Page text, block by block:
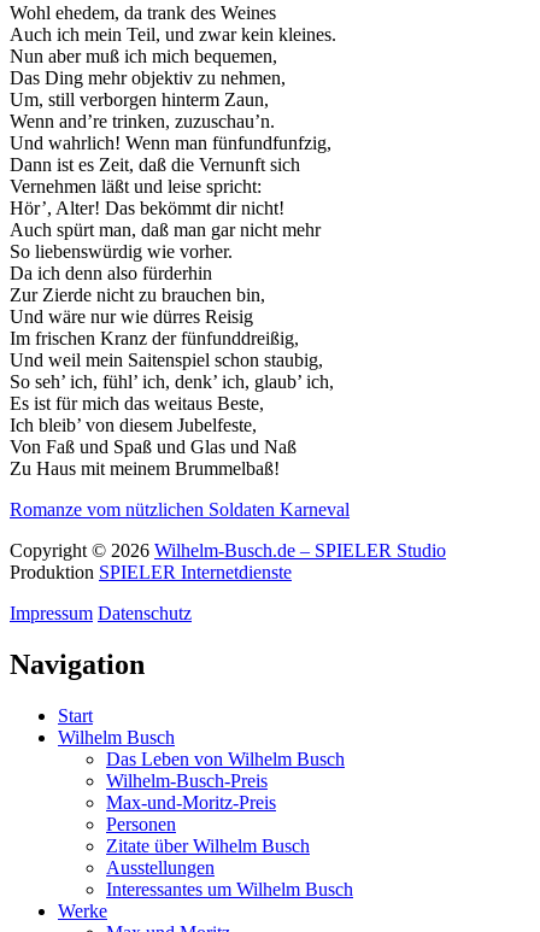
Wohl ehedem, da trank des Weines
Auch ich mein Teil, und zwar kein kleines.
Nun aber muß ich mich bequemen,
Das Ding mehr objektiv zu nehmen,
Um, still verborgen hinterm Zaun,
Wenn and’re trinken, zuzuschau’n.
Und wahrlich! Wenn man fünfundfunfzig,
Dann ist es Zeit, daß die Vernunft sich
Vernehmen läßt und leise spricht:
Hör’, Alter! Das bekömmt dir nicht!
Auch spürt man, daß man gar nicht mehr
So liebenswürdig wie vorher.
Da ich denn also fürderhin
Zur Zierde nicht zu brauchen bin,
Und wäre nur wie dürres Reisig
Im frischen Kranz der fünfunddreißig,
Und weil mein Saitenspiel schon staubig,
So seh’ ich, fühl’ ich, denk’ ich, glaub’ ich,
Es ist für mich das weitaus Beste,
Ich bleib’ von diesem Jubelfeste,
Von Faß und Spaß und Glas und Naß
Zu Haus mit meinem Brummelbaß!
Romanze vom nützlichen Soldaten Karneval
Copyright © 2026 Wilhelm-Busch.de – SPIELER Studio
Produktion SPIELER Internetdienste
Impressum Datenschutz
Navigation
Start
Wilhelm Busch
Das Leben von Wilhelm Busch
Wilhelm-Busch-Preis
Max-und-Moritz-Preis
Personen
Zitate über Wilhelm Busch
Ausstellungen
Interessantes um Wilhelm Busch
Werke